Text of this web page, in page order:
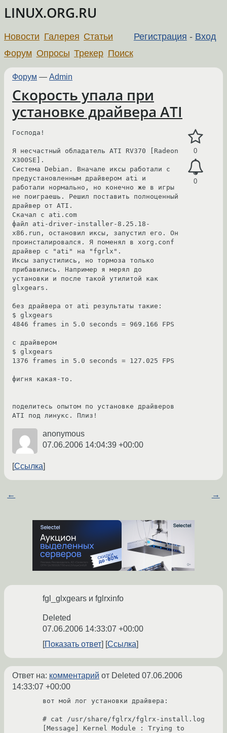
LINUX.ORG.RU
Регистрация - Вход
Новости Галерея Статьи
Форум Опросы Трекер Поиск
Форум — Admin
Скорость упала при
установке драйвера ATI
0
0
Господа!
Я несчастный обладатель ATI RV370 [Radeon
X300SE].
Система Debian. Вначале иксы работали с
предустановленным драйвером ati и
работали нормально, но конечно же в игры
не поиграешь. Решил поставить полноценный
драйвер от ATI.
Скачал с ati.com
файл ati-driver-installer-8.25.18-
x86.run, остановил иксы, запустил его. Он
проинсталировался. Я поменял в xorg.conf
драйвер с "ati" на "fgrlx".
Иксы запустились, но тормоза только
прибавились. Например я мерял до
установки и после такой утилитой как
glxgears.
без драйвера от ati результаты такие:
$ glxgears
4846 frames in 5.0 seconds = 969.166 FPS
с драйвером
$ glxgears
1376 frames in 5.0 seconds = 127.025 FPS
фигня какая-то.
поделитесь опытом по установке драйверов
ATI под линукс. Плиз!
anonymous
07.06.2006 14:04:39 +00:00
Ссылка
← →
fgl_glxgears и fglrxinfo
Deleted
07.06.2006 14:33:07 +00:00
Показать ответ
Ссылка
Ответ на: комментарий от Deleted 07.06.2006
14:33:07 +00:00
вот мой лог установки драйвера:
# cat /usr/share/fglrx/fglrx-install.log
[Message] Kernel Module : Trying to